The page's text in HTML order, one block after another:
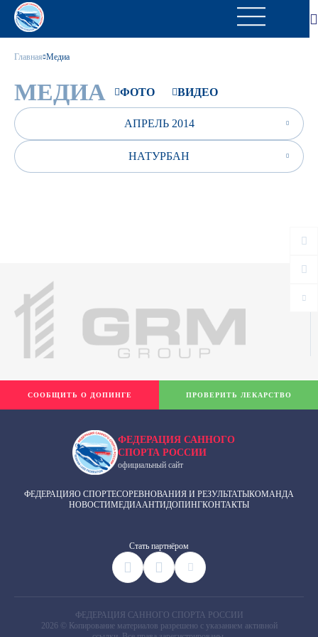
Главная Медиа
МЕДИА ФОТО ВИДЕО
АПРЕЛЬ 2014
НАТУРБАН
ФЕДЕРАЦИЯ САННОГО
СПОРТА РОССИИ
официальный сайт
ФЕДЕРАЦИЯО СПОРТЕСОРЕВНОВАНИЯ И РЕЗУЛЬТАТЫКОМАНДА
НОВОСТИМЕДИААНТИДОПИНГКОНТАКТЫ
Cтать партнёром
СООБЩИТЬ О ДОПИНГЕ ПРОВЕРИТЬ ЛЕКАРСТВО
ФЕДЕРАЦИЯ САННОГО СПОРТА РОССИИ
2026 © Копирование материалов разрешено с указанием активной